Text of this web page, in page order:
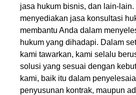
jasa hukum bisnis, dan lain-lain.
menyediakan jasa konsultasi
membantu Anda dalam
hukum yang dihadapi. Dalam
kami tawarkan, kami selalu
solusi yang sesuai dengan
kami, baik itu dalam
penyusunan kontrak, maupun